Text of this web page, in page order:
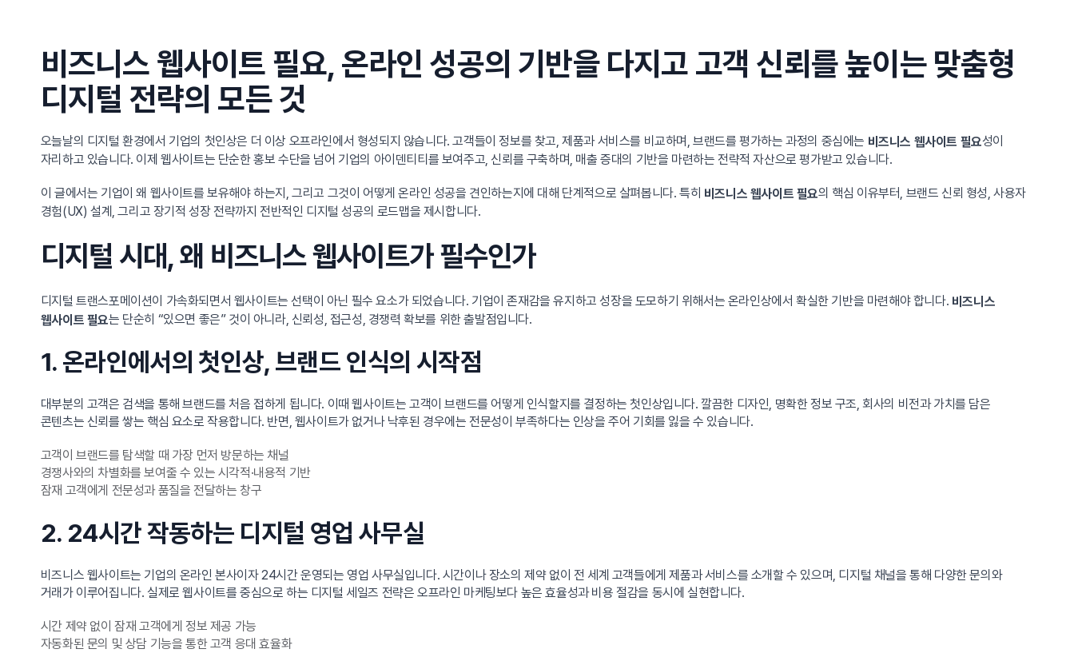
비즈니스 웹사이트 필요, 온라인 성공의 기반을 다지고 고객 신뢰를 높이는 맞춤형
디지털 전략의 모든 것
오늘날의 디지털 환경에서 기업의 첫인상은 더 이상 오프라인에서 형성되지 않습니다. 고객들이 정보를 찾고, 제품과 서비스를 비교하며, 브랜드를 평가하는 과정의 중심에는 비즈니스 웹사이트 필요성이
자리하고 있습니다. 이제 웹사이트는 단순한 홍보 수단을 넘어 기업의 아이덴티티를 보여주고, 신뢰를 구축하며, 매출 증대의 기반을 마련하는 전략적 자산으로 평가받고 있습니다.
이 글에서는 기업이 왜 웹사이트를 보유해야 하는지, 그리고 그것이 어떻게 온라인 성공을 견인하는지에 대해 단계적으로 살펴봅니다. 특히 비즈니스 웹사이트 필요의 핵심 이유부터, 브랜드 신뢰 형성, 사용자
경험(UX) 설계, 그리고 장기적 성장 전략까지 전반적인 디지털 성공의 로드맵을 제시합니다.
디지털 시대, 왜 비즈니스 웹사이트가 필수인가
디지털 트랜스포메이션이 가속화되면서 웹사이트는 선택이 아닌 필수 요소가 되었습니다. 기업이 존재감을 유지하고 성장을 도모하기 위해서는 온라인상에서 확실한 기반을 마련해야 합니다. 비즈니스
웹사이트 필요는 단순히 “있으면 좋은” 것이 아니라, 신뢰성, 접근성, 경쟁력 확보를 위한 출발점입니다.
1. 온라인에서의 첫인상, 브랜드 인식의 시작점
대부분의 고객은 검색을 통해 브랜드를 처음 접하게 됩니다. 이때 웹사이트는 고객이 브랜드를 어떻게 인식할지를 결정하는 첫인상입니다. 깔끔한 디자인, 명확한 정보 구조, 회사의 비전과 가치를 담은
콘텐츠는 신뢰를 쌓는 핵심 요소로 작용합니다. 반면, 웹사이트가 없거나 낙후된 경우에는 전문성이 부족하다는 인상을 주어 기회를 잃을 수 있습니다.
고객이 브랜드를 탐색할 때 가장 먼저 방문하는 채널
경쟁사와의 차별화를 보여줄 수 있는 시각적·내용적 기반
잠재 고객에게 전문성과 품질을 전달하는 창구
2. 24시간 작동하는 디지털 영업 사무실
비즈니스 웹사이트는 기업의 온라인 본사이자 24시간 운영되는 영업 사무실입니다. 시간이나 장소의 제약 없이 전 세계 고객들에게 제품과 서비스를 소개할 수 있으며, 디지털 채널을 통해 다양한 문의와
거래가 이루어집니다. 실제로 웹사이트를 중심으로 하는 디지털 세일즈 전략은 오프라인 마케팅보다 높은 효율성과 비용 절감을 동시에 실현합니다.
시간 제약 없이 잠재 고객에게 정보 제공 가능
자동화된 문의 및 상담 기능을 통한 고객 응대 효율화